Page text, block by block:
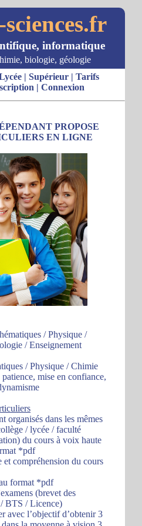
informatique
biologie, géologie
| Supérieur| Tarifs
| Connexion
PROPOSE
EN LIGNE
/ Physique /
/ Enseignement
/ Physique / Chimie
mise en confiance,
organisés dans les mêmes
/ lycée / faculté
du cours à voix haute
*pdf
et compréhension du cours
format *pdf
(brevet des
/ BTS / Licence)
avec l’objectif d’obtenir 3